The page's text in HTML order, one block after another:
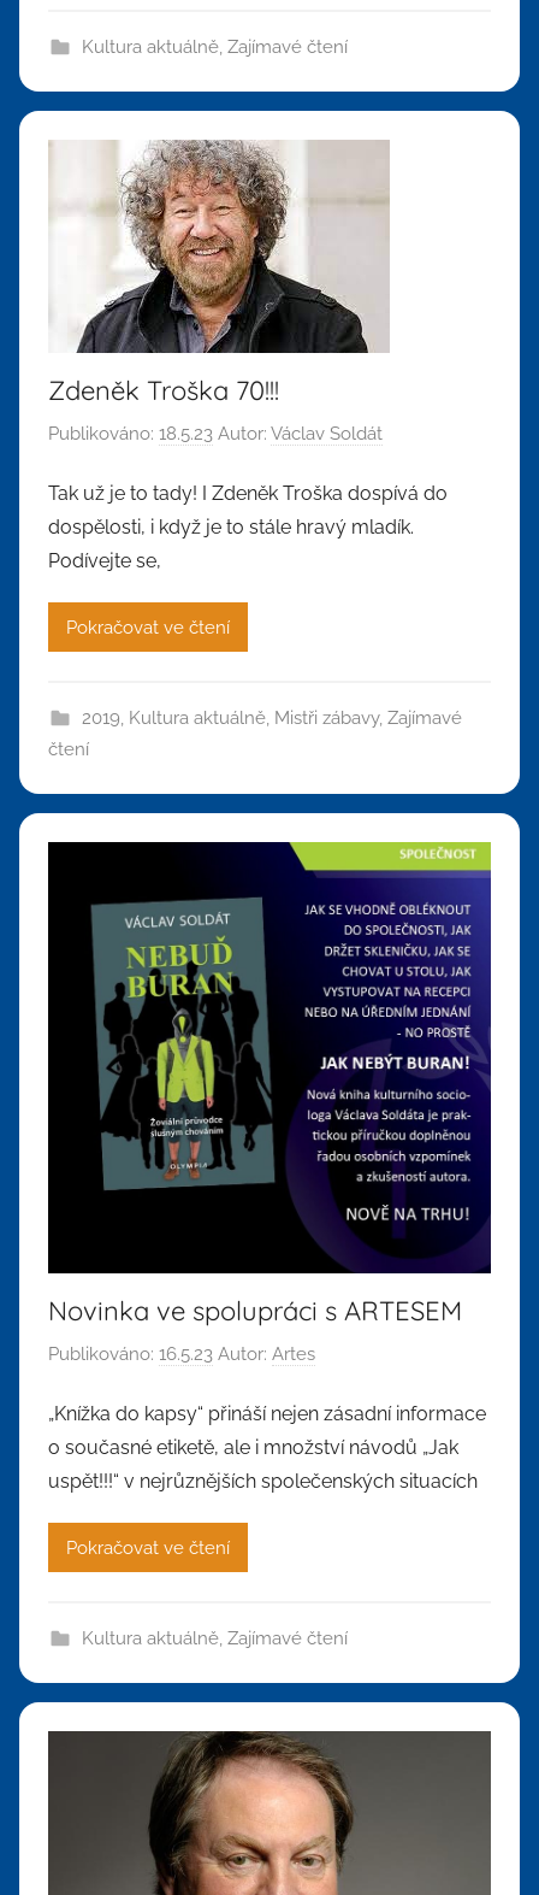
Kultura aktuálně, Zajímavé čtení
Zdeněk Troška 70!!!
Publikováno: 18.5.23 Autor: Václav Soldát
Tak už je to tady! I Zdeněk Troška dospívá do
dospělosti, i když je to stále hravý mladík.
Podívejte se,
Pokračovat ve čtení
2019, Kultura aktuálně, Mistři zábavy, Zajímavé
čtení
Novinka ve spolupráci s ARTESEM
Publikováno: 16.5.23 Autor: Artes
„Knížka do kapsy“ přináší nejen zásadní informace
o současné etiketě, ale i množství návodů „Jak
uspět!!!“ v nejrůznějších společenských situacích
Pokračovat ve čtení
Kultura aktuálně, Zajímavé čtení